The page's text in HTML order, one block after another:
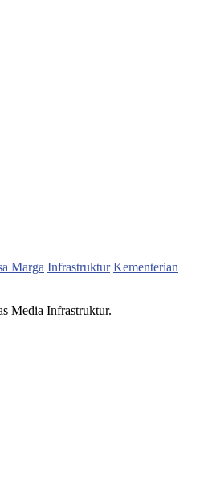
Marga Infrastruktur Kementerian
Media Infrastruktur.